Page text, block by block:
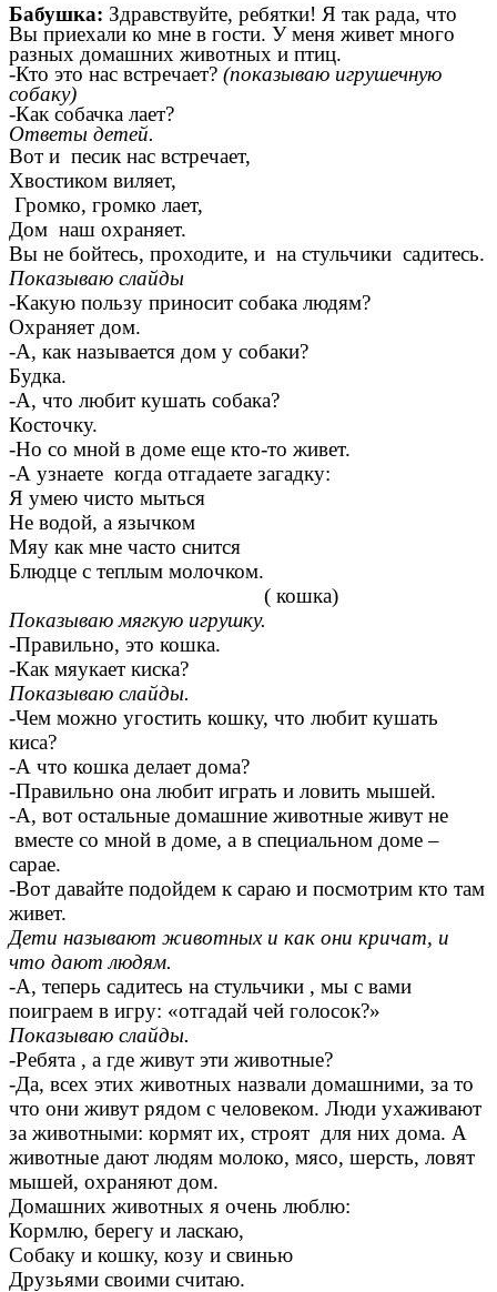
Бабушка: Здравствуйте, ребятки! Я так рада, что
Вы приехали ко мне в гости. У меня живет много
разных домашних животных и птиц.
-Кто это нас встречает? (показываю игрушечную
собаку)
-Как собачка лает?
Ответы детей.
Вот и песик нас встречает,
Хвостиком виляет,
Громко, громко лает,
Дом наш охраняет.
Вы не бойтесь, проходите, и на стульчики садитесь.
Показываю слайды
-Какую пользу приносит собака людям?
Охраняет дом.
-А, как называется дом у собаки?
Будка.
-А, что любит кушать собака?
Косточку.
-Но со мной в доме еще кто-то живет.
-А узнаете когда отгадаете загадку:
Я умею чисто мыться
Не водой, а язычком
Мяу как мне часто снится
Блюдце с теплым молочком.
( кошка)
Показываю мягкую игрушку.
-Правильно, это кошка.
-Как мяукает киска?
Показываю слайды.
-Чем можно угостить кошку, что любит кушать
киса?
-А что кошка делает дома?
-Правильно она любит играть и ловить мышей.
-А, вот остальные домашние животные живут не
вместе со мной в доме, а в специальном доме –
сарае.
-Вот давайте подойдем к сараю и посмотрим кто там
живет.
Дети называют животных и как они кричат, и
что дают людям.
-А, теперь садитесь на стульчики , мы с вами
поиграем в игру: «отгадай чей голосок?»
Показываю слайды.
-Ребята , а где живут эти животные?
-Да, всех этих животных назвали домашними, за то
что они живут рядом с человеком. Люди ухаживают
за животными: кормят их, строят для них дома. А
животные дают людям молоко, мясо, шерсть, ловят
мышей, охраняют дом.
Домашних животных я очень люблю:
Кормлю, берегу и ласкаю,
Собаку и кошку, козу и свинью
Друзьями своими считаю.